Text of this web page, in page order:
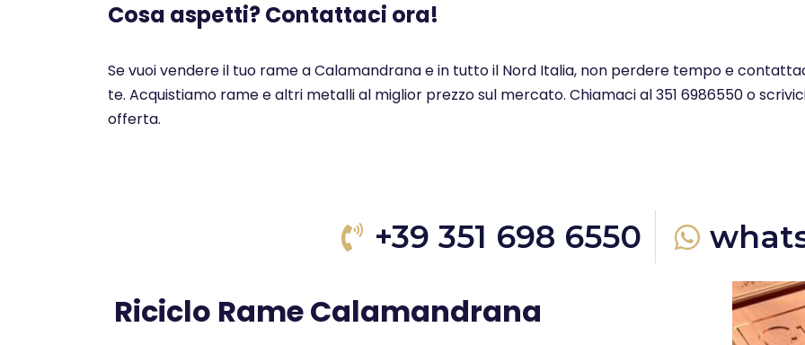
Cosa aspetti? Contattaci ora!
Se vuoi vendere il tuo rame a Calamandrana e in tutto il Nord Italia, non perdere tempo e
te. Acquistiamo rame e altri metalli al miglior prezzo sul mercato. Chiamaci al 351 6986550 o
offerta.
+39 351 698 6550
Riciclo Rame Calamandrana